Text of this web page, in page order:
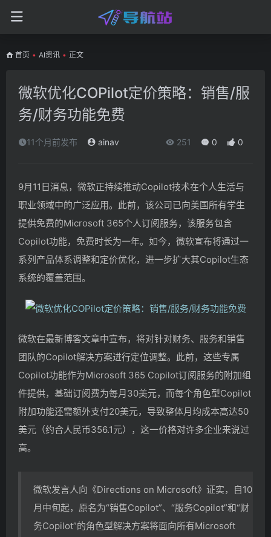
首页 • AI资讯 • 正文
微软优化COPilot定价策略：销售/服
务/财务功能免费
11个月前发布 ainav 251 0 0
9月11日消息，微软正持续推动Copilot技术在个人生活与
职业领域中的广泛应用。此前，该公司已向美国所有学生
提供免费的Microsoft 365个人订阅服务，该服务包含
Copilot功能，免费时长为一年。如今，微软宣布将通过一
系列产品体系调整和定价优化，进一步扩大其Copilot生态
系统的覆盖范围。
微软在最新博客文章中宣布，将对针对财务、服务和销售
团队的Copilot解决方案进行定位调整。此前，这些专属
Copilot功能作为Microsoft 365 Copilot订阅服务的附加组
件提供，基础订阅费为每月30美元，而每个角色型Copilot
附加功能还需额外支付20美元，导致整体月均成本高达50
美元（约合人民币356.1元），这一价格对许多企业来说过
高。
微软发言人向《Directions on Microsoft》证实，自10
月中旬起，原名为“销售Copilot”、“服务Copilot”和“财
务Copilot”的角色型解决方案将面向所有Microsoft